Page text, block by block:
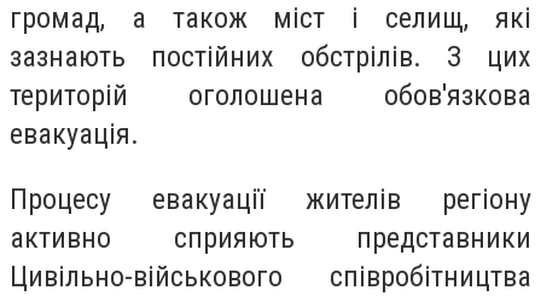
громад, а також міст і селищ, які
зазнають постійних обстрілів. З цих
територій оголошена обов'язкова
евакуація.
Процесу евакуації жителів регіону
активно сприяють представники
Цивільно-військового співробітництва